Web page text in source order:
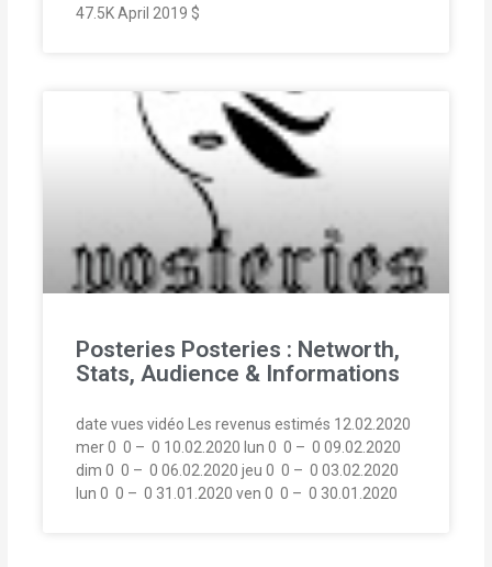
47.5K April 2019 $
Posteries Posteries : Networth,
Stats, Audience & Informations
date vues vidéo Les revenus estimés 12.02.2020
mer 0  0 –  0 10.02.2020 lun 0  0 –  0 09.02.2020
dim 0  0 –  0 06.02.2020 jeu 0  0 –  0 03.02.2020
lun 0  0 –  0 31.01.2020 ven 0  0 –  0 30.01.2020